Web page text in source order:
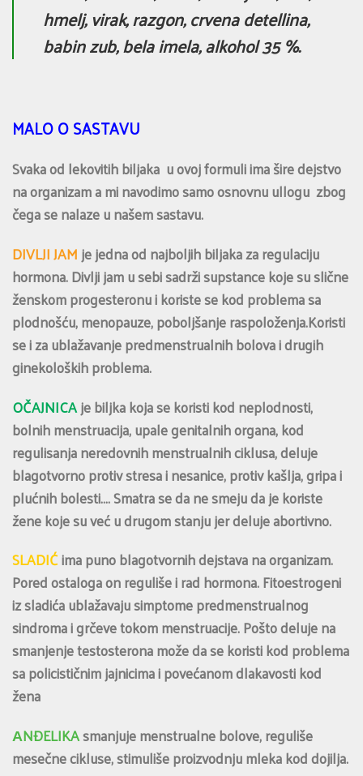
hmelj, virak, razgon, crvena detellina,
babin zub, bela imela, alkohol 35 %.
MALO O SASTAVU
Svaka od lekovitih biljaka u ovoj formuli ima šire dejstvo
na organizam a mi navodimo samo osnovnu ullogu zbog
čega se nalaze u našem sastavu.
DIVLJI JAMje jedna od najboljih biljaka za regulaciju
hormona. Divlji jam u sebi sadrži supstance koje su slične
ženskom progesteronu i koriste se kod problema sa
plodnošću, menopauze, poboljšanje raspoloženja.Koristi
se i za ublažavanje predmenstrualnih bolova i drugih
ginekoloških problema.
OČAJNICAje biljka koja se koristi kod neplodnosti,
bolnih menstruacija, upale genitalnih organa, kod
regulisanja neredovnih menstrualnih ciklusa, deluje
blagotvorno protiv stresa i nesanice, protiv kašlja, gripa i
plućnih bolesti…. Smatra se da ne smeju da je koriste
žene koje su već u drugom stanju jer deluje abortivno.
SLADIĆima puno blagotvornih dejstava na organizam.
Pored ostaloga on reguliše i rad hormona. Fitoestrogeni
iz sladića ublažavaju simptome predmenstrualnog
sindroma i grčeve tokom menstruacije. Pošto deluje na
smanjenje testosterona može da se koristi kod problema
sa policističnim jajnicima i povećanom dlakavosti kod
žena
АNĐELIKAsmanjuje menstrualne bolove, reguliše
mesečne cikluse, stimuliše proizvodnju mleka kod dojilja.